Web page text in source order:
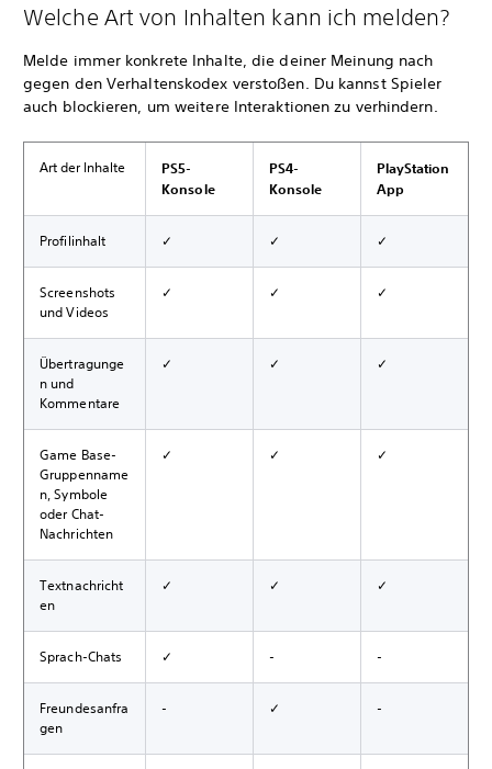
Welche Art von Inhalten kann ich melden?
Melde immer konkrete Inhalte, die deiner Meinung nach
gegen den Verhaltenskodex verstoßen. Du kannst Spieler
auch blockieren, um weitere Interaktionen zu verhindern.
Art der Inhalte
PS5-
Konsole
PS4-
Konsole
PlayStation
App
Profilinhalt ✓ ✓ ✓
Screenshots
und Videos
✓ ✓ ✓
Übertragunge
n und
Kommentare
✓ ✓ ✓
Game Base-
Gruppenname
n, Symbole
oder Chat-
Nachrichten
✓ ✓ ✓
Textnachricht
en
✓ ✓ ✓
Sprach-Chats ✓ - -
Freundesanfra
gen
- ✓ -